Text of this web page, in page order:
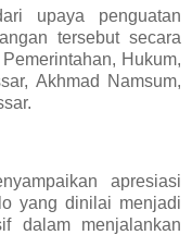
upaya penguatan
tersebut secara
Hukum,
Akhmad Namsum,
apresiasi
yang dinilai menjadi
dalam menjalankan